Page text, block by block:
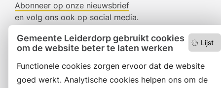
Lijst
Gemeente Leiderdorp gebruikt cookies
om de website beter te laten werken
Functionele cookies zorgen ervoor dat de website
goed werkt. Analytische cookies helpen ons om de
Abonneer op onze nieuwsbrief
en volg ons ook op social media.
Facebook